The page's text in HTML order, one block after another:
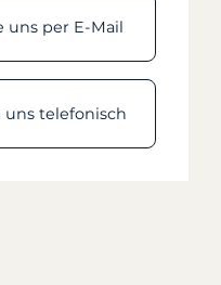
uns per E-Mail
uns telefonisch